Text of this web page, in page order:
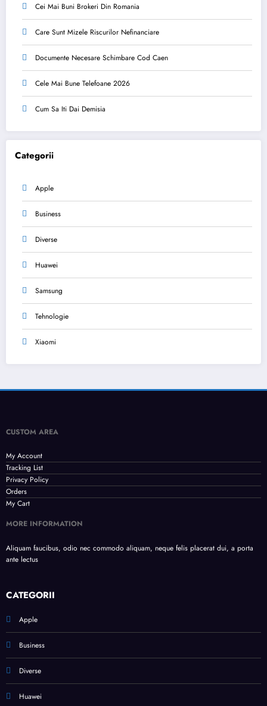
Cei Mai Buni Brokeri Din Romania
Care Sunt Mizele Riscurilor Nefinanciare
Documente Necesare Schimbare Cod Caen
Cele Mai Bune Telefoane 2026
Cum Sa Iti Dai Demisia
Categorii
Apple
Business
Diverse
Huawei
Samsung
Tehnologie
Xiaomi
CUSTOM AREA
My Account
Tracking List
Privacy Policy
Orders
My Cart
MORE INFORMATION
Aliquam faucibus, odio nec commodo aliquam, neque felis placerat dui, a porta
ante lectus
CATEGORII
Apple
Business
Diverse
Huawei